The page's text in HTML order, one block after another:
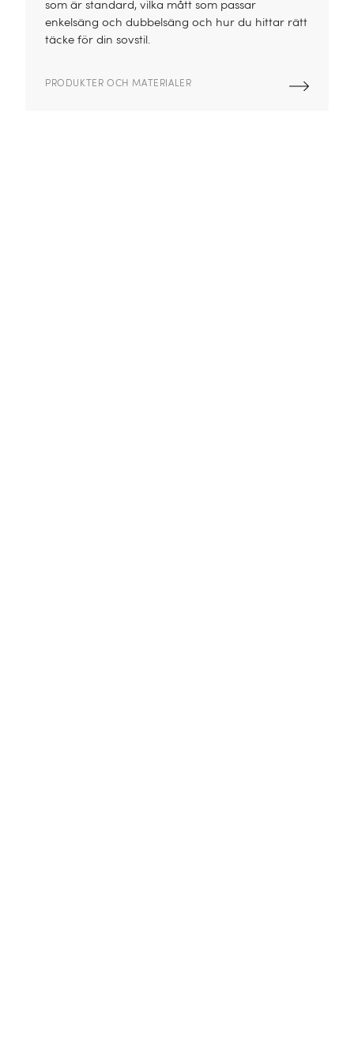
som är standard, vilka mått som passar
enkelsäng och dubbelsäng och hur du hittar rätt
täcke för din sovstil.
PRODUKTER OCH MATERIALER